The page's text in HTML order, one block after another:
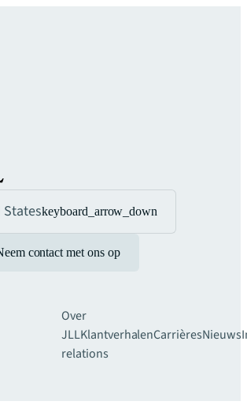
keyboard_arrow_down
contact met ons op
Over
JLLKlantverhalenCarrièresNieuws
relations